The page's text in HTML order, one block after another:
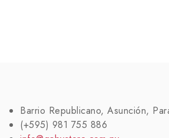
Barrio Republicano, Asunción,
(+595) 981 755 886